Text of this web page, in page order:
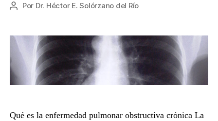
Autor
entrada
Por Dr. Héctor E. Solórzano del Río
Qué es la enfermedad pulmonar obstructiva crónica La